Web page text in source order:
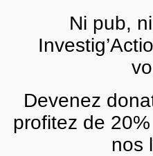
pays
WILLIAM BOUCHARDON
ANALYSES ET
Ni pub,
Devenez
profitez de
nos